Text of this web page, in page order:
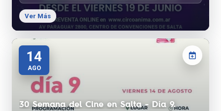
Ver Más
14
AGO
30 Semana del Cine en Salta - Día 9.